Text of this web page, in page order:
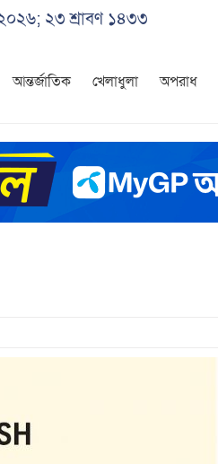
২৩ শ্রাবণ ১৪৩৩
আন্তর্জাতিক খেলাধুলা অপরাধ